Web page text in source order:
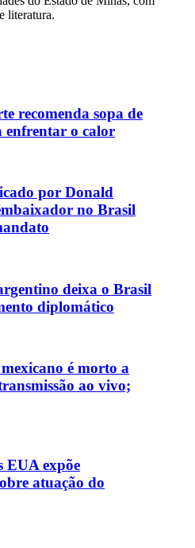
literatura.
recomenda sopa de
enfrentar o calor
por Donald
no Brasil
deixa o Brasil
diplomático
é morto a
ao vivo;
EUA expõe
atuação do